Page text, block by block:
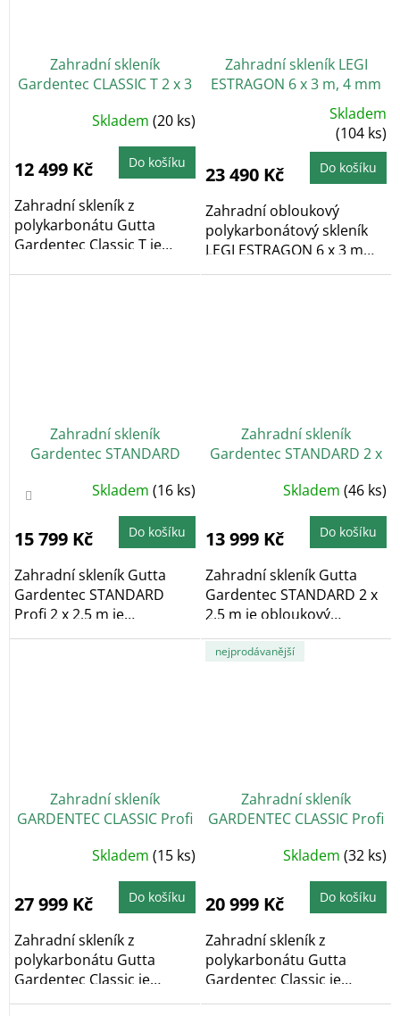
Zahradní skleník
Gardentec CLASSIC T 2 x 3
Průměrné
hodnocení
5,0
z
hvězdiček.
Skladem(20 ks)
12 499 Kč Do košíku
Zahradní skleník z
polykarbonátu Gutta
Gardentec Classic T je
Zahradní skleník LEGI
ESTRAGON 6 x 3 m, 4 mm
+ 2x závěsná sada LEGI
v hodnotě 900 Kč ZDARMA
5,0
z
5
Skladem
(104 ks)
23 490 Kč Do košíku
Zahradní obloukový
polykarbonátový skleník
LEGI ESTRAGON 6 x 3 m
vyniká především...
Zahradní skleník
Gardentec STANDARD
Průměrné
hodnocení
4,4
z
hvězdiček.
Skladem(16 ks)
15 799 Kč Do košíku
Zahradní skleník Gutta
Gardentec STANDARD
Profi 2 x 2,5 m je
obloukový zahradní...
Zahradní skleník
Gardentec STANDARD 2 x
Průměrné
hodnocení
5,0
z
hvězdiček.
Skladem(46 ks)
13 999 Kč Do košíku
Zahradní skleník Gutta
Gardentec STANDARD 2 x
2,5 m je obloukový
zahradní skleník,...
Zahradní skleník
GARDENTEC CLASSIC Profi
Průměrné
hodnocení
4,9
z
hvězdiček.
Skladem(15 ks)
27 999 Kč Do košíku
Zahradní skleník z
polykarbonátu Gutta
Gardentec Classic je
obloukový zahradní
nejprodávanější
Zahradní skleník
GARDENTEC CLASSIC Profi
Průměrné
hodnocení
4,5
z
hvězdiček.
Skladem(32 ks)
20 999 Kč Do košíku
Zahradní skleník z
polykarbonátu Gutta
Gardentec Classic je
obloukový zahradní